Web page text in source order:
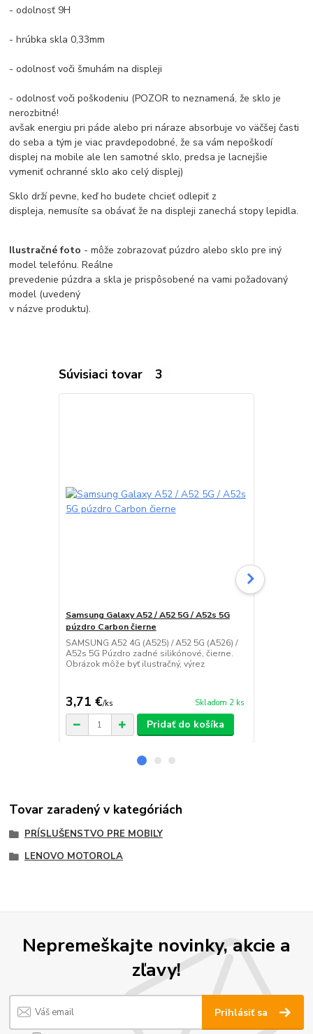
- odolnosť 9H
- hrúbka skla 0,33mm
- odolnosť voči šmuhám na displeji
- odolnosť voči poškodeniu (POZOR to neznamená, že sklo je
nerozbitné!
avšak energiu pri páde alebo pri náraze absorbuje vo väčšej časti
do seba a tým je viac pravdepodobné, že sa vám nepoškodí
displej na mobile ale len samotné sklo, predsa je lacnejšie
vymeniť ochranné sklo ako celý displej)
Sklo drží pevne, keď ho budete chcieť odlepiť z
displeja, nemusíte sa obávať že na displeji zanechá stopy lepidla.
Ilustračné foto - môže zobrazovať púzdro alebo sklo pre iný
model telefónu. Reálne
prevedenie púzdra a skla je prispôsobené na vami požadovaný
model (uvedený
v názve produktu).
Súvisiaci tovar 3
Samsung Galaxy A52 / A52 5G / A52s 5G
púzdro Carbon čierne
SAMSUNG A52 4G (A525) / A52 5G (A526) /
A52s 5G Púzdro zadné silikónové, čierne.
Obrázok môže byť ilustračný, výrez
3,71 €/ks Skladom 2 ks
Pridať do košíka
Tovar zaradený v kategóriách
PRÍSLUŠENSTVO PRE MOBILY
LENOVO MOTOROLA
Nepremeškajte novinky, akcie a
zľavy!
Prihlásiť sa